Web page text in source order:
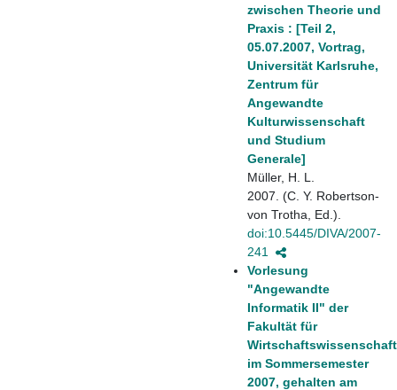
zwischen Theorie und
Praxis : [Teil 2,
05.07.2007, Vortrag,
Universität Karlsruhe,
Zentrum für
Angewandte
Kulturwissenschaft
und Studium
Generale]
Müller, H. L.
2007. (C. Y. Robertson-
von Trotha, Ed.).
doi:10.5445/DIVA/2007-
241
Vorlesung
"Angewandte
Informatik II" der
Fakultät für
im Sommersemester
2007, gehalten am